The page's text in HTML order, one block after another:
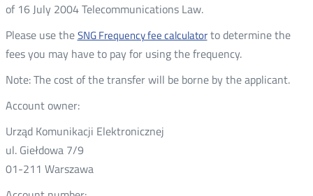
of 16 July 2004 Telecommunications Law.
Please use theSNG Frequency fee calculatorto determine the
fees you may have to pay for using the frequency.
Note: The cost of the transfer will be borne by the applicant.
Account owner:
Urząd Komunikacji Elektronicznej
ul. Giełdowa 7/9
01-211 Warszawa